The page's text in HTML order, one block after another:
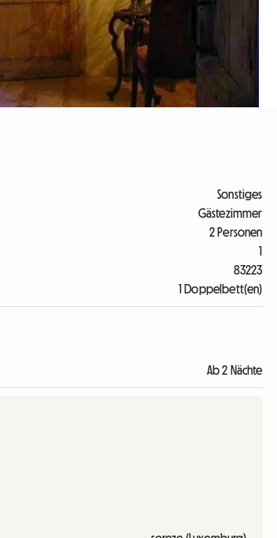
Sonstiges
Gästezimmer
2 Personen
1
83223
1 Doppelbett(en)
Ab 2 Nächte